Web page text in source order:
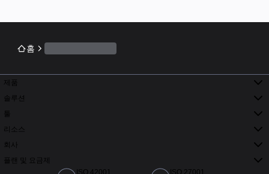
홈
제품
솔루션
툴
리소스
회사
플랜 및 요금제
ISO 42001
ISO 27001